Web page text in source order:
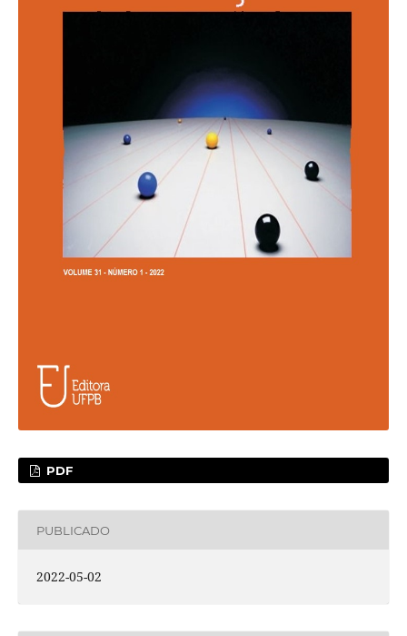
PDF
PUBLICADO
2022-05-02